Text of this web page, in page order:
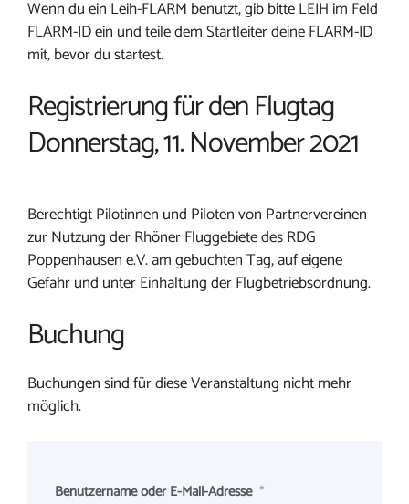
Wenn du ein Leih-FLARM benutzt, gib bitte LEIH im Feld
FLARM-ID ein und teile dem Startleiter deine FLARM-ID
mit, bevor du startest.
Registrierung für den Flugtag
Donnerstag, 11. November 2021
Berechtigt Pilotinnen und Piloten von Partnervereinen
zur Nutzung der Rhöner Fluggebiete des RDG
Poppenhausen e.V. am gebuchten Tag, auf eigene
Gefahr und unter Einhaltung der Flugbetriebsordnung.
Buchung
Buchungen sind für diese Veranstaltung nicht mehr
möglich.
Benutzername oder E-Mail-Adresse *